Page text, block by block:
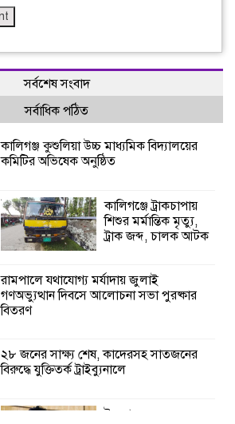
সর্বশেষ সংবাদ
সর্বাধিক পঠিত
কালিগঞ্জ কুশুলিয়া উচ্চ মাধ্যমিক বিদ্যালয়ের
কমিটির অভিষেক অনুষ্ঠিত
কালিগঞ্জে ট্রাকচাপায়
শিশুর মর্মান্তিক মৃত্যু,
ট্রাক জব্দ, চালক আটক
রামপালে যথাযোগ্য মর্যাদায় জুলাই
গণঅভ্যুত্থান দিবসে আলোচনা সভা পুরষ্কার
বিতরণ
২৮ জনের সাক্ষ্য শেষ, কাদেরসহ সাতজনের
বিরুদ্ধে যুক্তিতর্ক ট্রাইব্যুনালে
ইসলামের সবচেয়ে